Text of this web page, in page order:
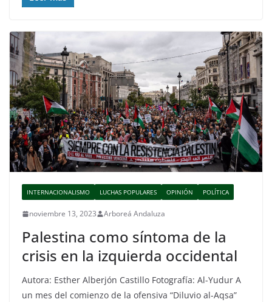
INTERNACIONALISMO LUCHAS POPULARES OPINIÓN POLÍTICA
noviembre 13, 2023 Arboreá Andaluza
Palestina como síntoma de la
crisis en la izquierda occidental
Autora: Esther Alberjón Castillo Fotografía: Al-Yudur A
un mes del comienzo de la ofensiva “Diluvio al-Aqsa”